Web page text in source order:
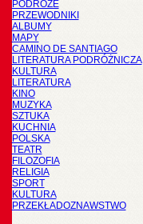
PODRÓŻE
PRZEWODNIKI
ALBUMY
MAPY
CAMINO DE SANTIAGO
LITERATURA PODRÓŻNICZA
KULTURA
LITERATURA
KINO
MUZYKA
SZTUKA
KUCHNIA
POLSKA
TEATR
FILOZOFIA
RELIGIA
SPORT
KULTURA
PRZEKŁADOZNAWSTWO